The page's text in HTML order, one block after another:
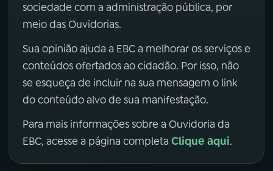
sociedade com a administração pública, por
meio das Ouvidorias.
Sua opinião ajuda a EBC a melhorar os serviços e
conteúdos ofertados ao cidadão. Por isso, não
se esqueça de incluir na sua mensagem o link
do conteúdo alvo de sua manifestação.
Para mais informações sobre a Ouvidoria da
EBC, acesse a página completa Clique aqui.